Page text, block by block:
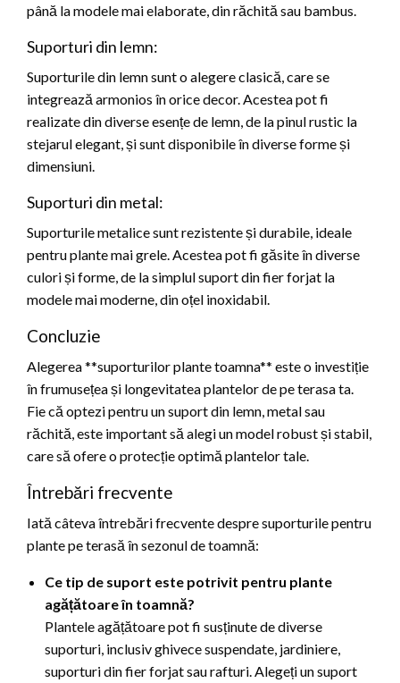
până la modele mai elaborate, din răchită sau bambus.
Suporturi din lemn:
Suporturile din lemn sunt o alegere clasică, care se
integrează armonios în orice decor. Acestea pot fi
realizate din diverse esențe de lemn, de la pinul rustic la
stejarul elegant, și sunt disponibile în diverse forme și
dimensiuni.
Suporturi din metal:
Suporturile metalice sunt rezistente și durabile, ideale
pentru plante mai grele. Acestea pot fi găsite în diverse
culori și forme, de la simplul suport din fier forjat la
modele mai moderne, din oțel inoxidabil.
Concluzie
Alegerea **suporturilor plante toamna** este o investiție
în frumusețea și longevitatea plantelor de pe terasa ta.
Fie că optezi pentru un suport din lemn, metal sau
răchită, este important să alegi un model robust și stabil,
care să ofere o protecție optimă plantelor tale.
Întrebări frecvente
Iată câteva întrebări frecvente despre suporturile pentru
plante pe terasă în sezonul de toamnă:
Ce tip de suport este potrivit pentru plante
agățătoare în toamnă?
Plantele agățătoare pot fi susținute de diverse
suporturi, inclusiv ghivece suspendate, jardiniere,
suporturi din fier forjat sau rafturi. Alegeți un suport